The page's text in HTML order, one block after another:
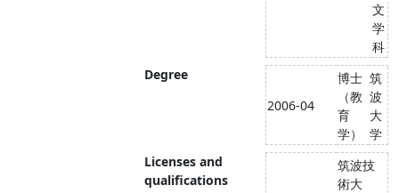
文
学
科
Degree
2006-04
博士
（教
育
学）
筑
波
大
学
Licenses and
qualifications
筑波技
術大